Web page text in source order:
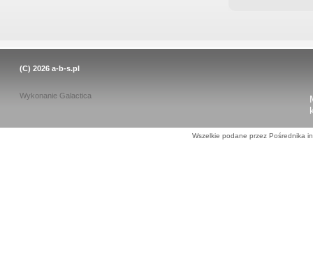
(C) 2026 a-b-s.pl
Wykonanie Galactica
Wszelkie podane przez Pośrednika